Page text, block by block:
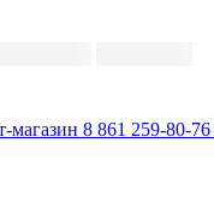
магазин 8 861 259-80-76